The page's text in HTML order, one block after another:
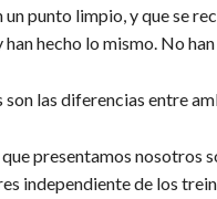
un punto limpio, y que se
hecho lo mismo. No
son las diferencias entre
que presentamos nosotros
independiente de los